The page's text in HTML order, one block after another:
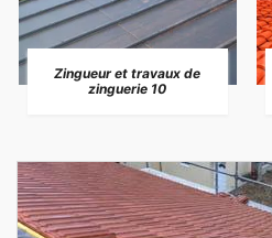
Zingueur et travaux de
zinguerie 10